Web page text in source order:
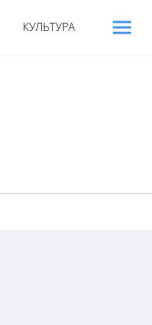
КУЛЬТУРА